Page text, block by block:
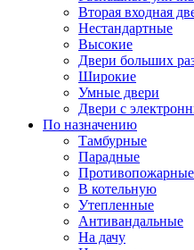
Вторая входная
Нестандартные
Высокие
Двери больших
Широкие
Умные двери
Двери с
По назначению
Тамбурные
Парадные
Противопожарные
В котельную
Утепленные
Антивандальные
На дачу